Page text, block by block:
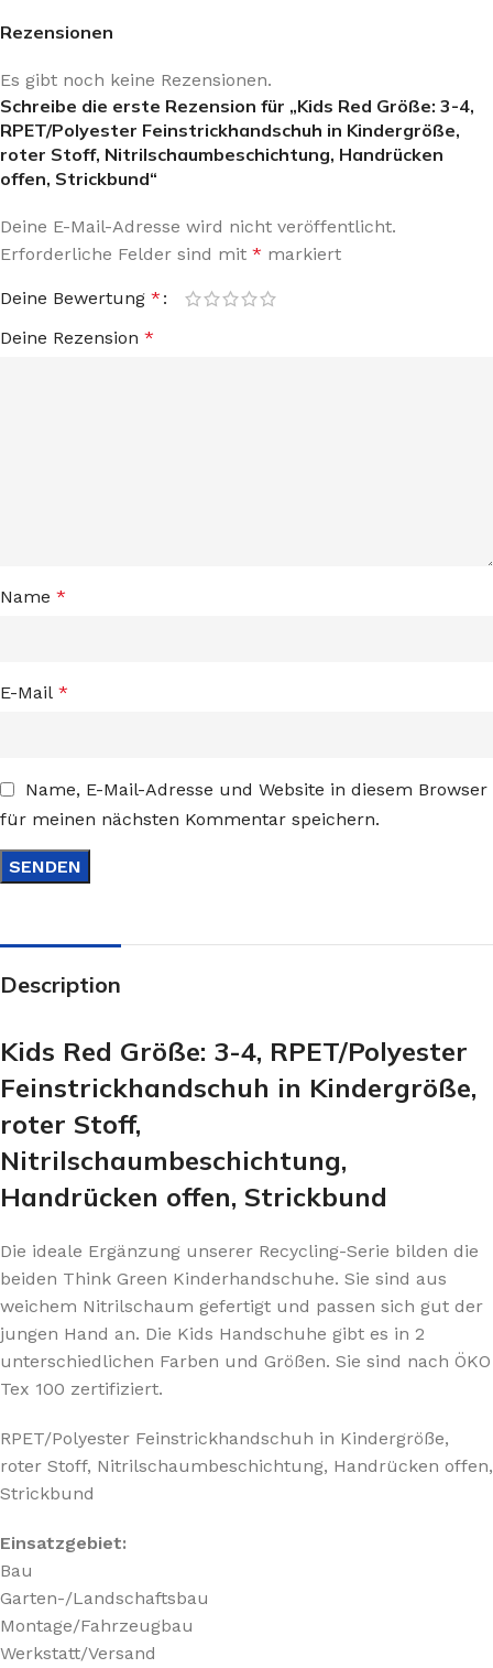
Rezensionen
Es gibt noch keine Rezensionen.
Schreibe die erste Rezension für „Kids Red Größe: 3-4,
RPET/Polyester Feinstrickhandschuh in Kindergröße,
roter Stoff, Nitrilschaumbeschichtung, Handrücken
offen, Strickbund“
Deine E-Mail-Adresse wird nicht veröffentlicht.
Erforderliche Felder sind mit * markiert
Deine Bewertung *
Deine Rezension *
Name *
E-Mail *
Name, E-Mail-Adresse und Website in diesem Browser
für meinen nächsten Kommentar speichern.
Description
Kids Red Größe: 3-4, RPET/Polyester
Feinstrickhandschuh in Kindergröße,
roter Stoff,
Nitrilschaumbeschichtung,
Handrücken offen, Strickbund
Die ideale Ergänzung unserer Recycling-Serie bilden die
beiden Think Green Kinderhandschuhe. Sie sind aus
weichem Nitrilschaum gefertigt und passen sich gut der
jungen Hand an. Die Kids Handschuhe gibt es in 2
unterschiedlichen Farben und Größen. Sie sind nach ÖKO
Tex 100 zertifiziert.
RPET/Polyester Feinstrickhandschuh in Kindergröße,
roter Stoff, Nitrilschaumbeschichtung, Handrücken offen,
Strickbund
Einsatzgebiet:
Bau
Garten-/Landschaftsbau
Montage/Fahrzeugbau
Werkstatt/Versand